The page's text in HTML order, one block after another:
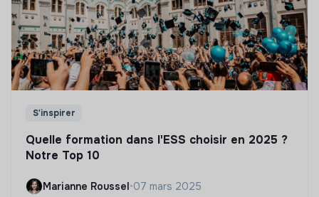
S'inspirer
Quelle formation dans l'ESS choisir en 2025 ?
Notre Top 10
Marianne Roussel•07 mars 2025